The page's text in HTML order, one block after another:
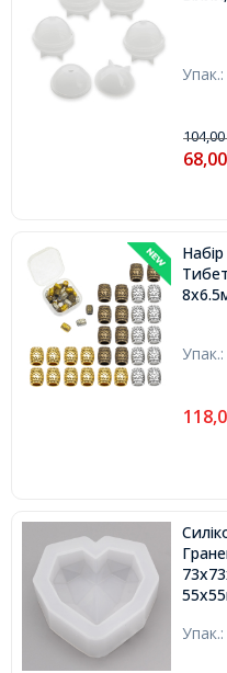
Упак.:
68,00
Упак.:
Упак.: